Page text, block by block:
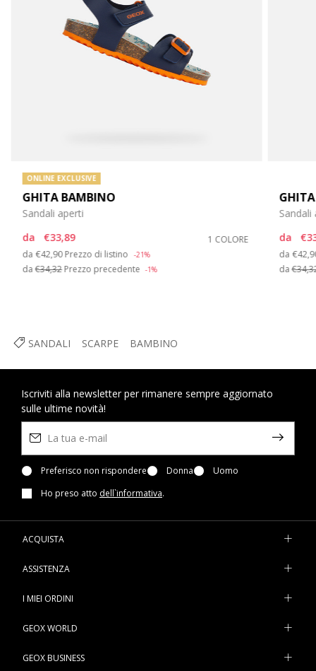
SANDALI SCARPE BAMBINO
ONLINE EXCLUSIVE
GHITA BAMBINO
Sandali aperti
da
€33,89
1 COLORE
da Price reduced from
€42,90to
Prezzo di listino -21%
da€34,32Prezzo precedente -1%
Sandali
da
da Price
da
Iscriviti alla newsletter per rimanere sempre aggiornato
sulle ultime novità!
Preferisco non rispondere Donna
Uomo
Ho preso atto dell`informativa.
ACQUISTA
ASSISTENZA
I MIEI ORDINI
GEOX WORLD
GEOX BUSINESS